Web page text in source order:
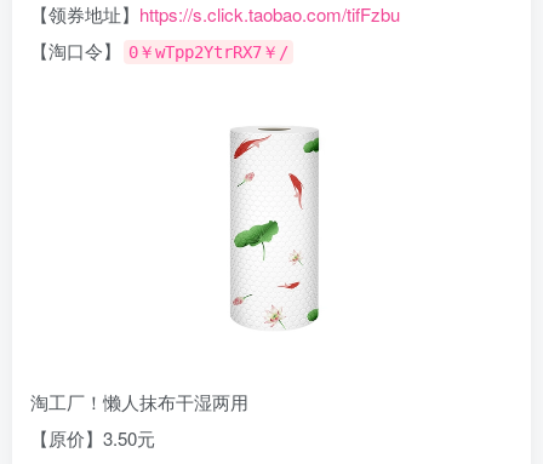
【领券地址】 https://s.click.taobao.com/tifFzbu
【淘口令】
0￥wTpp2YtrRX7￥/
淘工厂！懒人抹布干湿两用
【原价】3.50元